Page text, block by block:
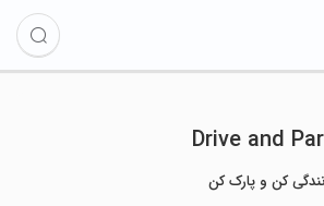
Drive and
کن و پارک کن